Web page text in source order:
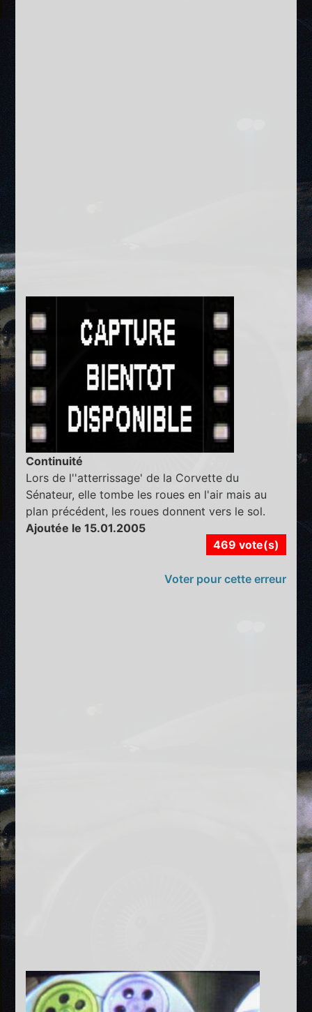
Continuité
Lors de l''atterrissage' de la Corvette du
Sénateur, elle tombe les roues en l'air mais au
plan précédent, les roues donnent vers le sol.
Ajoutée le 15.01.2005
469 vote(s)
Voter pour cette erreur